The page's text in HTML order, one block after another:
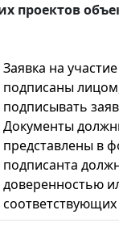
проектов
Заявка на
подписаны
подписывать
Документы
представлены в
подписанта
доверенностью